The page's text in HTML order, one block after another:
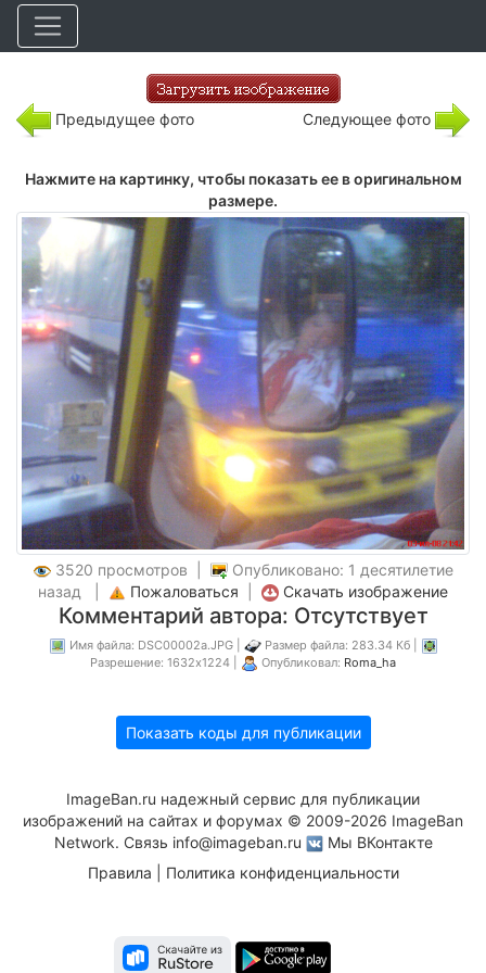
Предыдущее фото Следующее фото
Нажмите на картинку, чтобы показать ее в оригинальном
размере.
3520 просмотров |
Опубликовано: 1 десятилетие
назад |
Пожаловаться Скачать изображение
Комментарий автора: Отсутствует
Имя файла: DSC00002a.JPG |
Размер файла: 283.34 Кб |
Разрешение: 1632x1224 |
Опубликовал: Roma_ha
Показать коды для публикации
ImageBan.ru надежный сервис для публикации
изображений на сайтах и форумах © 2009-2026 ImageBan
Network. Связь info@imageban.ru
Мы ВКонтакте
Правила
Политика конфиденциальности